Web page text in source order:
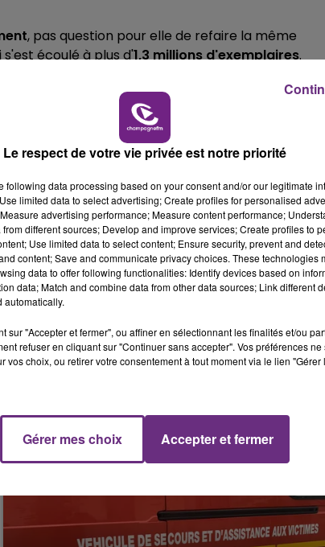
15h00 - 19h00
LE CLUB CHAMPAGNE FM
, pas question pour elle de refaire la même
écoulé à plus d'1,3 millions d'exemplaires.
Damn, Dis
19h00 - 19h15
Le respect de votre vie privée est notre priorité
following data processing based on your consent and/or our legitimate
limited data to select advertising; Create profiles for personalised
advertising performance; Measure content performance;
different sources; Develop and improve services; Create profiles to
Use limited data to select content; Ensure security, prevent and
content; Save and communicate privacy choices. These technologies
data to offer following functionalities: Identify devices based on
data; Match and combine data from other data sources; Link different
automatically.
sur "Accepter et fermer", ou affiner en sélectionnant les finalités et/ou
refuser en cliquant sur "Continuer sans accepter". Vos préférences
vos choix, ou retirer votre consentement à tout moment via le lien
Gérer mes choix Accepter et fermer